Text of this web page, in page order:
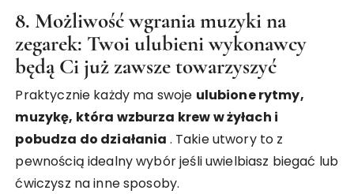
8. Możliwość wgrania muzyki na
zegarek: Twoi ulubieni wykonawcy
będą Ci już zawsze towarzyszyć
Praktycznie każdy ma swoje ulubione rytmy,
muzykę, która wzburza krew w żyłach i
pobudza do działania . Takie utwory to z
pewnością idealny wybór jeśli uwielbiasz biegać lub
ćwiczysz na inne sposoby.